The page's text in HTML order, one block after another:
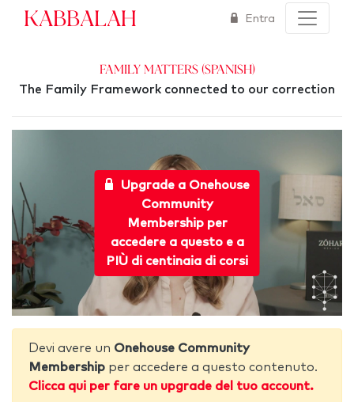
Kabbalah Entra
Family Matters (Spanish)
The Family Framework connected to our correction
Upgrade a Onehouse
Community
Membership per
accedere a questo e a
PIÙ di centinaia di corsi
Devi avere un Onehouse Community
Membership per accedere a questo contenuto.
Clicca qui per fare un upgrade del tuo account.